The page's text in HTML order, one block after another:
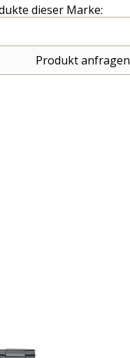
dieser Marke:
Produkt anfragen